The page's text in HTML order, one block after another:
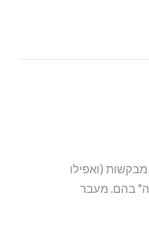
(ואפילו
בהם. מעבר